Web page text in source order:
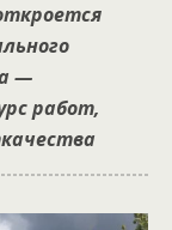
—
работ,